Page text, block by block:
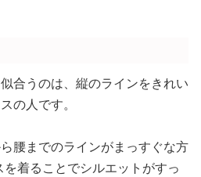
合うのは、縦のラインをきれい
の人です。
腰までのラインがまっすぐな方
着ることでシルエットがすっ